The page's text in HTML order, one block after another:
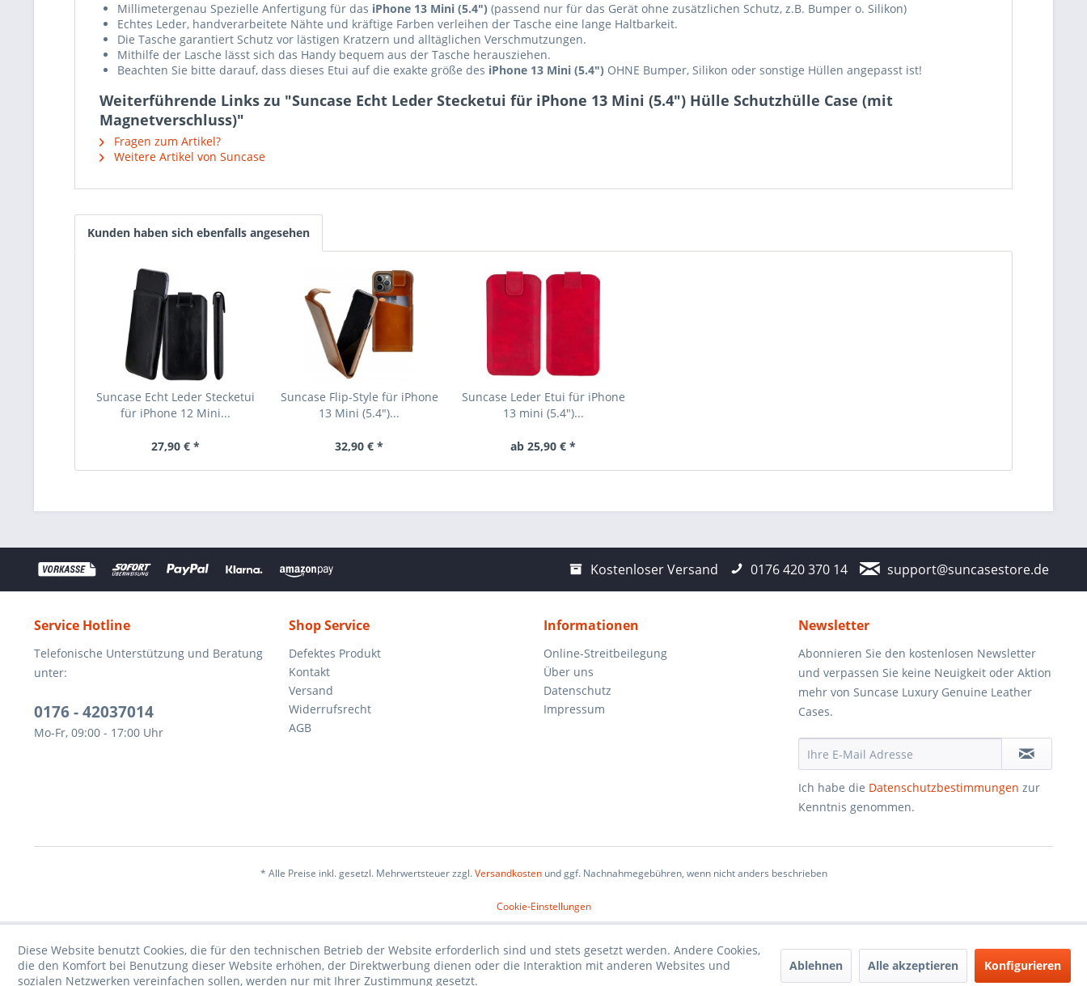
Millimetergenau Spezielle Anfertigung für das iPhone 13 Mini (5.4") (passend nur für das Gerät ohne zusätzlichen Schutz, z.B. Bumper o. Silikon)
Echtes Leder, handverarbeitete Nähte und kräftige Farben verleihen der Tasche eine lange Haltbarkeit.
Die Tasche garantiert Schutz vor lästigen Kratzern und alltäglichen Verschmutzungen.
Mithilfe der Lasche lässt sich das Handy bequem aus der Tasche herausziehen.
Beachten Sie bitte darauf, dass dieses Etui auf die exakte größe des iPhone 13 Mini (5.4") OHNE Bumper, Silikon oder sonstige Hüllen angepasst ist!
Weiterführende Links zu "Suncase Echt Leder Stecketui für iPhone 13 Mini (5.4") Hülle Schutzhülle Case (mit
Magnetverschluss)"
Fragen zum Artikel?
Weitere Artikel von Suncase
Kunden haben sich ebenfalls angesehen
Suncase Echt Leder Stecketui
für iPhone 12 Mini...
27,90 € *
Suncase Flip-Style für iPhone
13 Mini (5.4")...
32,90 € *
Suncase Leder Etui für iPhone
13 mini (5.4")...
ab 25,90 € *
Kostenloser Versand 0176 420 370 14 support@suncasestore.de
Service Hotline
Telefonische Unterstützung und Beratung
unter:
0176 - 42037014
Mo-Fr, 09:00 - 17:00 Uhr
Shop Service
Defektes Produkt
Kontakt
Versand
Widerrufsrecht
AGB
Informationen
Online-Streitbeilegung
Über uns
Datenschutz
Impressum
Newsletter
Abonnieren Sie den kostenlosen Newsletter
und verpassen Sie keine Neuigkeit oder Aktion
mehr von Suncase Luxury Genuine Leather
Cases.
Ich habe die Datenschutzbestimmungen zur
Kenntnis genommen.
* Alle Preise inkl. gesetzl. Mehrwertsteuer zzgl.Versandkostenund ggf. Nachnahmegebühren, wenn nicht anders beschrieben
Cookie-Einstellungen
Diese Website benutzt Cookies, die für den technischen Betrieb der Website erforderlich sind und stets gesetzt werden. Andere Cookies,
die den Komfort bei Benutzung dieser Website erhöhen, der Direktwerbung dienen oder die Interaktion mit anderen Websites und
sozialen Netzwerken vereinfachen sollen, werden nur mit Ihrer Zustimmung gesetzt.
Ablehnen Alle akzeptieren Konfigurieren